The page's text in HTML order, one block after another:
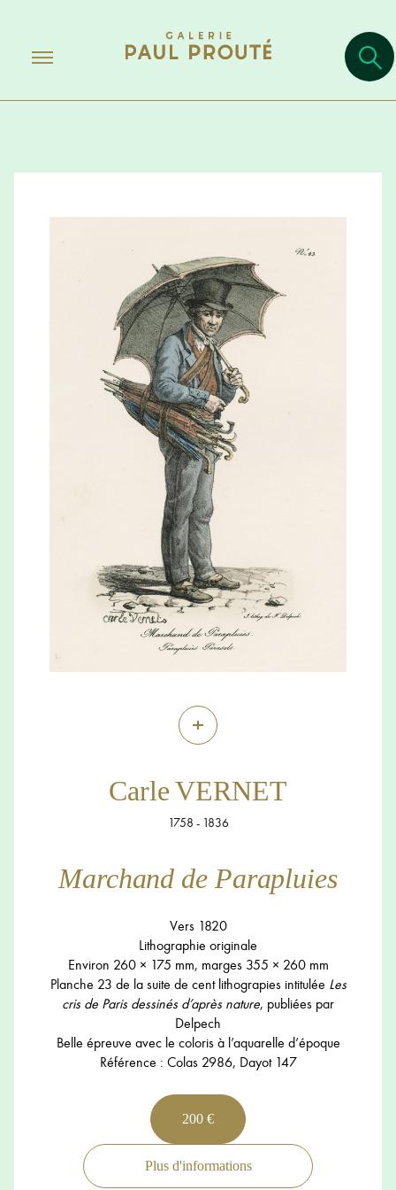
+
Carle VERNET
1758 - 1836
Marchand de Parapluies
Vers 1820
Lithographie originale
Environ 260 × 175 mm, marges 355 × 260 mm
Planche 23 de la suite de cent lithograpies intitulée Les
cris de Paris dessinés d’après nature, publiées par
Delpech
Belle épreuve avec le coloris à l’aquarelle d’époque
Référence : Colas 2986, Dayot 147
200 €
Plus d'informations